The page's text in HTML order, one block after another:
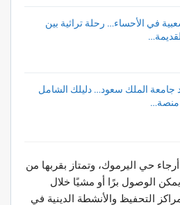
في الأحساء… رحلة تراثية بين
جامعة الملك سعود… دليلك الشامل
منصة…
حي اليرموك، وتمتاز بقربها من
الوصول برًا أو مشيًا خلال
التحفيظ والأنشطة الدينية في